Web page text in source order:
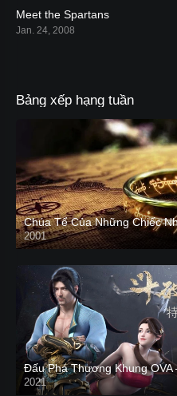
2.8
Meet the Spartans
Jan. 24, 2008
Bảng xếp hạng tuần
Chúa Tể Của Những Chiếc
2001
Đấu Phá Thương Khung OVA
2021